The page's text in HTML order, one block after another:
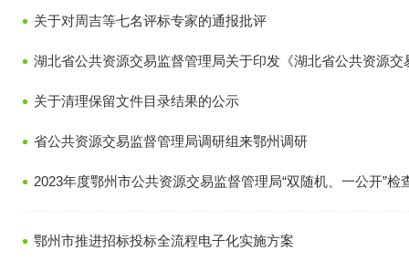
关于对周吉等七名评标专家的通报批评
湖北省公共资源交易监督管理局关于印发《湖北省公共资源
关于清理保留文件目录结果的公示
省公共资源交易监督管理局调研组来鄂州调研
2023年度鄂州市公共资源交易监督管理局“双随机、一公开”检
鄂州市推进招标投标全流程电子化实施方案